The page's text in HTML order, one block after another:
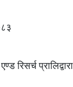
रिसर्च